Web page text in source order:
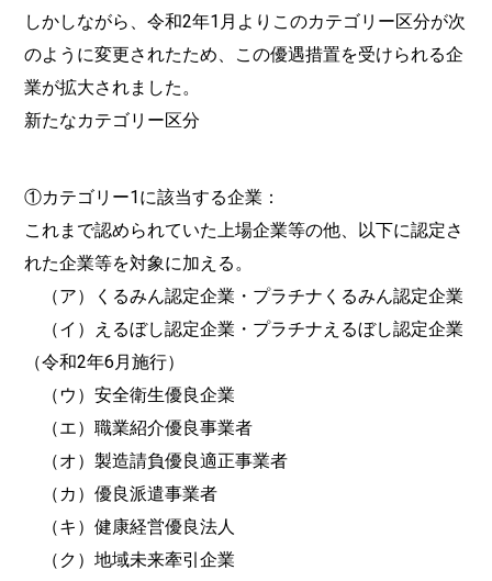
しかしながら、令和2年1月よりこのカテゴリー区分が次
のように変更されたため、この優遇措置を受けられる企
業が拡大されました。
新たなカテゴリー区分
①カテゴリー1に該当する企業：
これまで認められていた上場企業等の他、以下に認定さ
れた企業等を対象に加える。
（ア）くるみん認定企業・プラチナくるみん認定企業
（イ）えるぼし認定企業・プラチナえるぼし認定企業
（令和2年6月施行）
（ウ）安全衛生優良企業
（エ）職業紹介優良事業者
（オ）製造請負優良適正事業者
（カ）優良派遣事業者
（キ）健康経営優良法人
（ク）地域未来牽引企業